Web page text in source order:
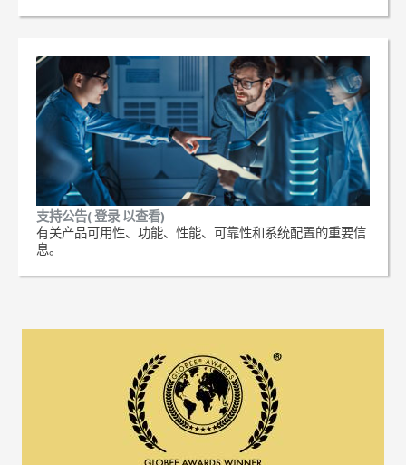
支持公告( 登录 以查看)
有关产品可用性、功能、性能、可靠性和系统配置的重要信
息。